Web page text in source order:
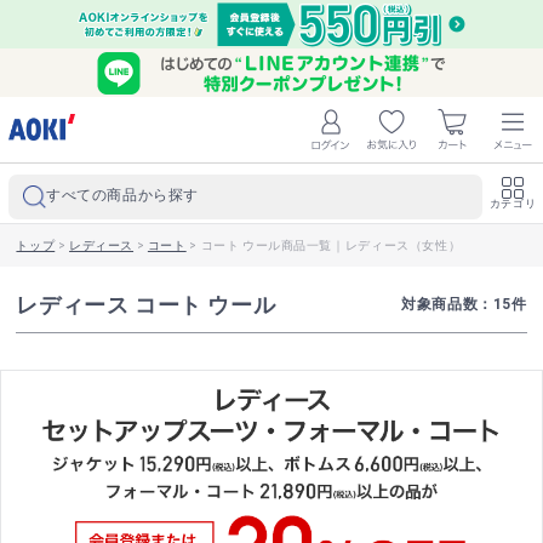
すべての商品から探す カテゴリ
トップ> レディース > コート > コート ウール商品一覧｜レディース（女性）
レディース コート ウール 対象商品数： 15件